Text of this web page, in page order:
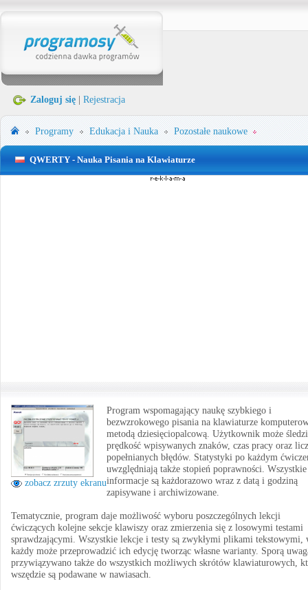
Zaloguj się Rejestracja
Programy Edukacja i Nauka Pozostałe naukowe
QWERTY - Nauka Pisania na Klawiaturze
zobacz zrzuty ekranu
Program wspomagający naukę szybkiego i
bezwzrokowego pisania na klawiaturze
metodą dziesięciopalcową. Użytkownik może
prędkość wpisywanych znaków, czas pracy oraz
popełnianych błędów. Statystyki po każdym
uwzględniają także stopień poprawności. Wszystkie
informacje są każdorazowo wraz z datą i godziną
zapisywane i archiwizowane.
Tematycznie, program daje możliwość wyboru poszczególnych lekcji
ćwiczących kolejne sekcje klawiszy oraz zmierzenia się z losowymi testami
sprawdzającymi. Wszystkie lekcje i testy są zwykłymi plikami tekstowymi,
każdy może przeprowadzić ich edycję tworząc własne warianty. Sporą
przywiązywano także do wszystkich możliwych skrótów klawiaturowych,
wszędzie są podawane w nawiasach.